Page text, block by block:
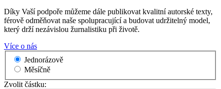
Díky Vaší podpoře můžeme dále publikovat kvalitní autorské texty,
férově odměňovat naše spolupracující a budovat udržitelný model,
který drží nezávislou žurnalistiku při životě.
Více o nás
Jednorázově
Měsíčně
Zvolit částku: